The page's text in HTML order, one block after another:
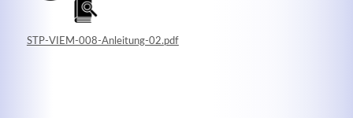
STP-VIEM-008-Anleitung-02.pdf
Modern & Simple